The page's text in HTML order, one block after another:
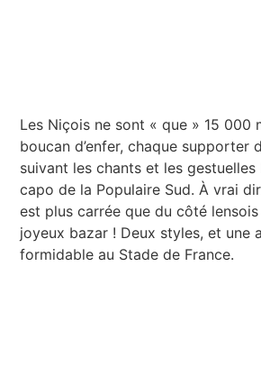
Les Niçois ne sont « que » 15 000
boucan d’enfer, chaque supporter
suivant les chants et les gestuelles
capo de la Populaire Sud. À vrai
est plus carrée que du côté
joyeux bazar ! Deux styles, et une
formidable au Stade de France.